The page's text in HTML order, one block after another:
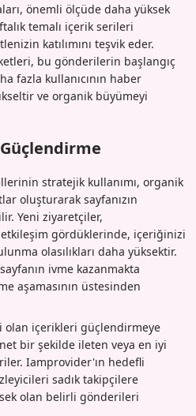
önemli ölçüde daha yüksek
temalı içerik serileri
katılımını teşvik eder.
bu gönderilerin başlangıç
fazla kullanıcının haber
ve organik büyümeyi
stratejik kullanımı, organik
oluşturarak sayfanızın
Yeni ziyaretçiler,
gördüklerinde, içeriğinizi
olasılıkları daha yüksektir.
ivme kazanmakta
aşamasının üstesinden
olan içerikleri güçlendirmeye
bir şekilde ileten veya en iyi
Iamprovider'ın hedefli
sadık takipçilere
olan belirli gönderileri